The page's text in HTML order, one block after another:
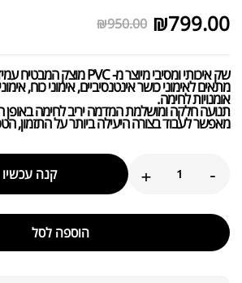
₪950.00 ₪799.00
שק איכותי ומסיבי מיוצר מ- PVC מוצק המבטיח עמידות לאורך זמן.
מתאים לאימוני כושר אינטנסיביים, אימוני כוח, אימוני
אומנויות לחימה.
תנועה חלקה ומושלמת המדמה יריב לחימה באופן
מאפשר לעבוד בצורה היעילה ביותר על התזמון,
-
+ קנה עכשיו
הוספה לסל